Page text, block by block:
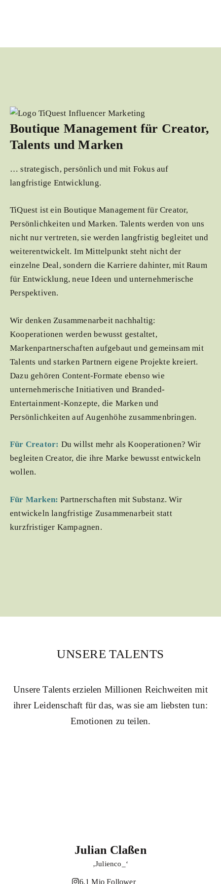
Boutique Management für Creator,
Talents und Marken
… strategisch, persönlich und mit Fokus auf
langfristige Entwicklung.
TiQuest ist ein Boutique Management für Creator,
Persönlichkeiten und Marken. Talents werden von uns
nicht nur vertreten, sie werden langfristig begleitet und
weiterentwickelt. Im Mittelpunkt steht nicht der
einzelne Deal, sondern die Karriere dahinter, mit Raum
für Entwicklung, neue Ideen und unternehmerische
Perspektiven.
Wir denken Zusammenarbeit nachhaltig:
Kooperationen werden bewusst gestaltet,
Markenpartnerschaften aufgebaut und gemeinsam mit
Talents und starken Partnern eigene Projekte kreiert.
Dazu gehören Content-Formate ebenso wie
unternehmerische Initiativen und Branded-
Entertainment-Konzepte, die Marken und
Persönlichkeiten auf Augenhöhe zusammenbringen.
Für Creator: Du willst mehr als Kooperationen? Wir
begleiten Creator, die ihre Marke bewusst entwickeln
wollen.
Für Marken: Partnerschaften mit Substanz. Wir
entwickeln langfristige Zusammenarbeit statt
kurzfristiger Kampagnen.
UNSERE TALENTS
Unsere Talents erzielen Millionen Reichweiten mit
ihrer Leidenschaft für das, was sie am liebsten tun:
Emotionen zu teilen.
Julian Claßen
‚Julienco_‘
6,1 Mio Follower